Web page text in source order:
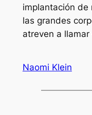
implantación de
las grandes
atreven a
Naomi Klein